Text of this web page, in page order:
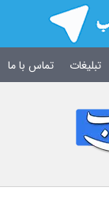
تبلیغات تماس با ما